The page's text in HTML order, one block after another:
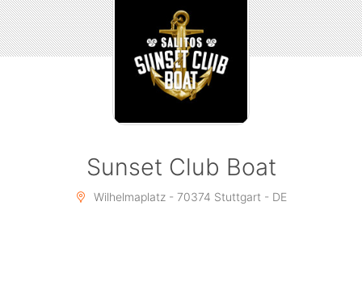
Alle weiteren Fragen beantworten wir dir gerne
telefonisch oder per Whatsapp unter: +49 172 634
6535
Sunset Club Boat
Wilhelmaplatz - 70374 Stuttgart - DE